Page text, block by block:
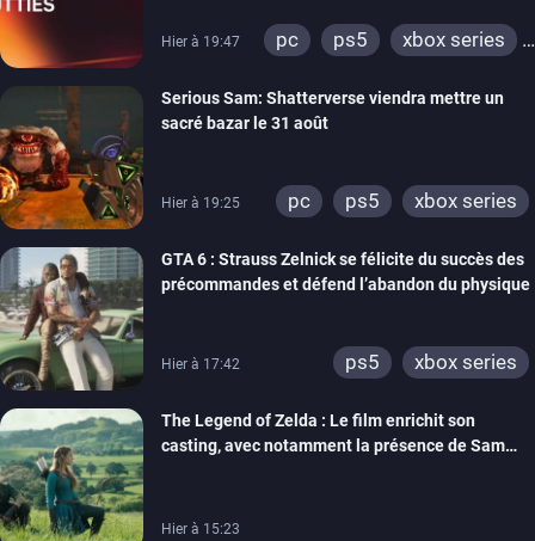
Hier à 19:47 pc ps5
xbox series
xbox one
switch 2
Serious Sam: Shatterverse viendra mettre un
sacré bazar le 31 août
Hier à 19:25 pc ps5 xbox series
GTA 6 : Strauss Zelnick se félicite du succès des
précommandes et défend l’abandon du physique
Hier à 17:42 ps5 xbox series
The Legend of Zelda : Le film enrichit son
casting, avec notamment la présence de Sam
Hier à 15:23